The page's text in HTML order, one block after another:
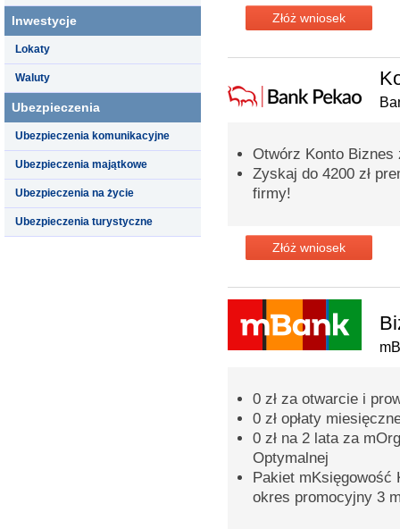
Inwestycje
Lokaty
Waluty
Ubezpieczenia
Ubezpieczenia komunikacyjne
Ubezpieczenia majątkowe
Ubezpieczenia na życie
Ubezpieczenia turystyczne
Złóż wniosek
Otwórz Konto Biznes
Zyskaj do 4200 zł
firmy!
Złóż wniosek
0 zł za otwarcie i
0 zł opłaty
0 zł na 2 lata za
Optymalnej
Pakiet mKsięgowość
okres promocyjny 3